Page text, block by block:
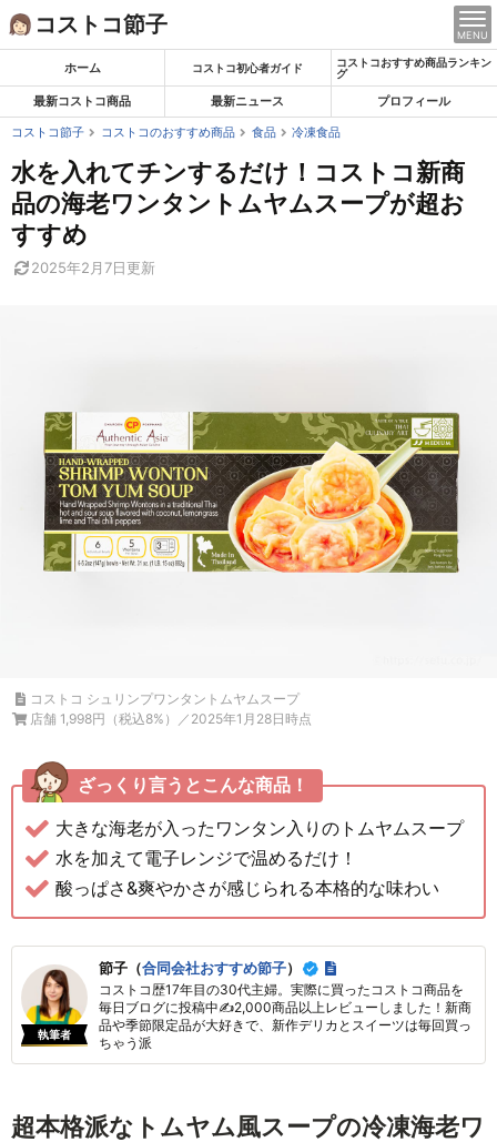
Skip
to
コストコ節子 MENU
ホーム コストコ初心者ガイド
コストコおすすめ商品ランキン
グ
最新コストコ商品 最新ニュース
プロフィール
コストコ節子
コストコのおすすめ商品 食品 冷凍食品
水を入れてチンするだけ！コストコ新商
品の海老ワンタントムヤムスープが超お
すすめ
2025年2月7日更新
コストコ シュリンプワンタントムヤムスープ
店舗 1,998円（税込8%）／2025年1月28日時点
ざっくり言うとこんな商品！
大きな海老が入ったワンタン入りのトムヤムスープ
水を加えて電子レンジで温めるだけ！
酸っぱさ&爽やかさが感じられる本格的な味わい
執筆者
節子（合同会社おすすめ節子）
コストコ歴17年目の30代主婦。実際に買ったコストコ商品を
毎日ブログに投稿中✍2,000商品以上レビューしました！新商
品や季節限定品が大好きで、新作デリカとスイーツは毎回買っ
ちゃう派
超本格派なトムヤム風スープの冷凍海老ワ